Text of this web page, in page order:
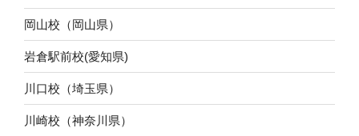
岡山校（岡山県）
岩倉駅前校(愛知県)
川口校（埼玉県）
川崎校（神奈川県）